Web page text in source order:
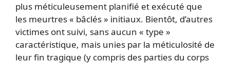
plus méticuleusement planifié et exécuté que
les meurtres « bâclés » initiaux. Bientôt, d’autres
victimes ont suivi, sans aucun « type »
caractéristique, mais unies par la méticulosité de
leur fin tragique (y compris des parties du corps